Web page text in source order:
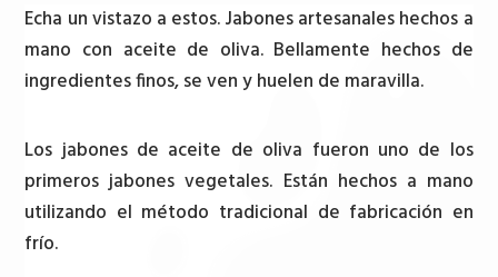
de
Ruda
cantidad
Echa un vistazo a estos. Jabones artesanales hechos a
mano con aceite de oliva. Bellamente hechos de
ingredientes finos, se ven y huelen de maravilla.
Los jabones de aceite de oliva fueron uno de los
primeros jabones vegetales. Están hechos a mano
utilizando el método tradicional de fabricación en
frío.